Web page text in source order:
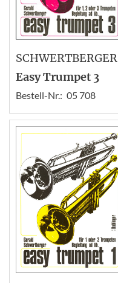
SCHWERTBERGER
Easy Trumpet 3
Bestell-Nr.: 05 708